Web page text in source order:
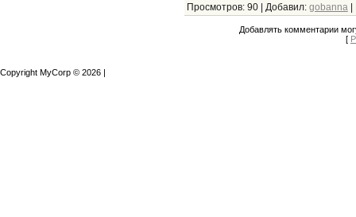
Просмотров: 90| Добавил: gobanna |
Добавлять комментарии
[
Copyright MyCorp © 2026 |